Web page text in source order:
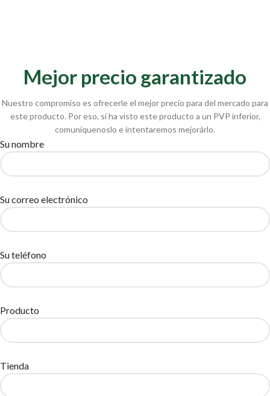
Mejor precio garantizado
Nuestro compromiso es ofrecerle el mejor precio para del mercado para
este producto. Por eso, si ha visto este producto a un PVP inferior,
comuníquenoslo e intentaremos mejorárlo.
Su nombre
Su correo electrónico
Su teléfono
Producto
Tienda